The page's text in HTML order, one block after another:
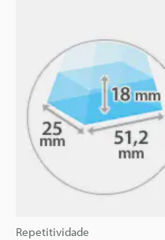
Repetitividade